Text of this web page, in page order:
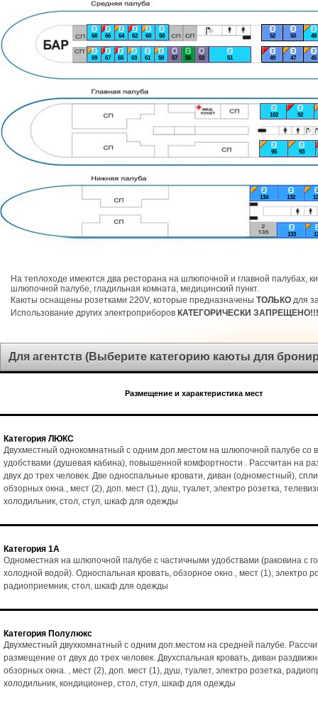
2
102
2
2
132
2
133
2
134
3
45
3
47
2
48
3
49
3
50
2
51
3
52
4
53
2
55
4
57
2
58
2
59
2
60
2
61
2
62
2
63
2
64
2
65
2
66
2
67
2
68
2
69
2
92
2
93
2
95
На теплоходе имеются два ресторана на шлюпочной и главной палубах,
шлюпочной палубе, гладильная комната, медицинский пункт.
Каюты оснащены розетками 220V, которые предназначены ТОЛЬКО для
Использование других электроприборов КАТЕГОРИЧЕСКИ ЗАПРЕЩЕНО!!!
Для агентств (Выберите категорию каюты для
Размещение и характеристика мест
Категория ЛЮКС
Двухместный однокомнатный с одним доп.местом на шлюпочной палубе со
удобствами (душевая кабина), повышенной комфортности . Рассчитан на
двух до трех человек. Две односпальные кровати, диван (одноместный),
обзорных окна., мест (2), доп. мест (1), душ, туалет, электро розетка,
холодильник, стол, стул, шкаф для одежды
Категория 1А
Одноместная на шлюпочной палубе с частичными удобствами (раковина с
холодной водой). Односпальная кровать, обзорное окно., мест (1), электро
радиоприемник, стол, шкаф для одежды
Категория Полулюкс
Двухместный двухкомнатный с одним доп.местом на средней палубе.
размещение от двух до трех человек. Двухспальная кровать, диван
обзорных окна. , мест (2), доп. мест (1), душ, туалет, электро розетка,
холодильник, кондиционер, стол, стул, шкаф для одежды